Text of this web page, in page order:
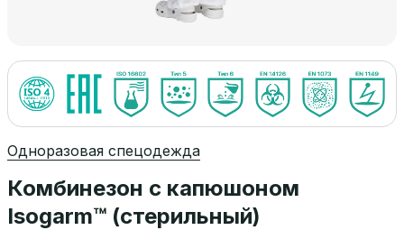
Одноразовая спецодежда
Комбинезон с капюшоном
Isogarm™ (стерильный)